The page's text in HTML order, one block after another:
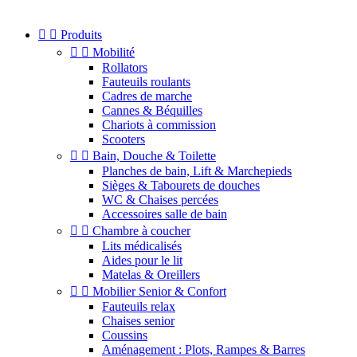
  Produits
  Mobilité
Rollators
Fauteuils roulants
Cadres de marche
Cannes & Béquilles
Chariots à commission
Scooters
  Bain, Douche & Toilette
Planches de bain, Lift & Marchepieds
Sièges & Tabourets de douches
WC & Chaises percées
Accessoires salle de bain
  Chambre à coucher
Lits médicalisés
Aides pour le lit
Matelas & Oreillers
  Mobilier Senior & Confort
Fauteuils relax
Chaises senior
Coussins
Aménagement : Plots, Rampes & Barres